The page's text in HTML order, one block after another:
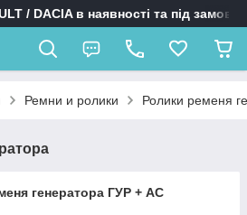
/ DACIA в наявності та під
Ремни и ролики Ролики ременя
генератора ГУР + AC